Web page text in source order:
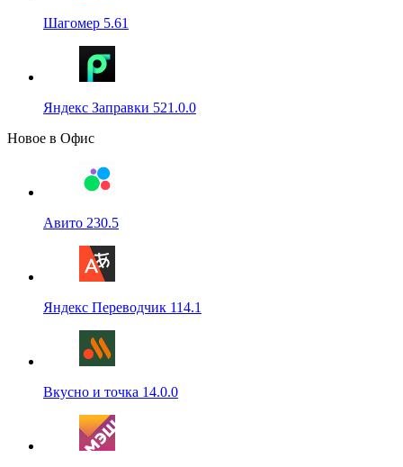
Шагомер 5.61
Яндекс Заправки 521.0.0
Новое в Офис
Авито 230.5
Яндекс Переводчик 114.1
Вкусно и точка 14.0.0